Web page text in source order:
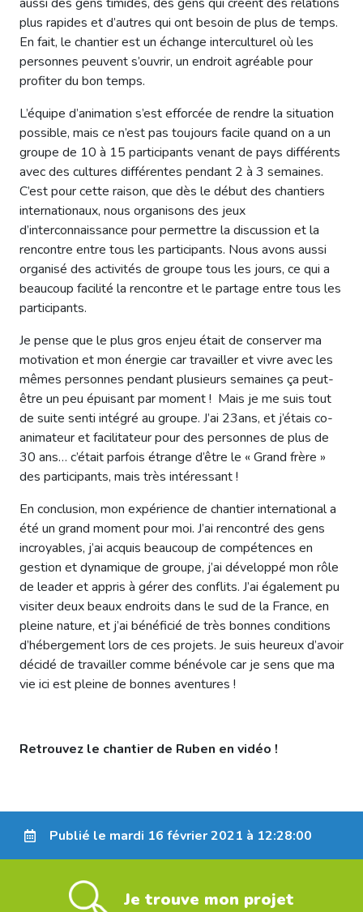
plus rapides et d’autres qui ont besoin de plus de temps.
En fait, le chantier est un échange interculturel où les
personnes peuvent s’ouvrir, un endroit agréable pour
profiter du bon temps.
L’équipe d’animation s’est efforcée de rendre la situation
possible, mais ce n’est pas toujours facile quand on a un
groupe de 10 à 15 participants venant de pays différents
avec des cultures différentes pendant 2 à 3 semaines.
C’est pour cette raison, que dès le début des chantiers
internationaux, nous organisons des jeux
d’interconnaissance pour permettre la discussion et la
rencontre entre tous les participants. Nous avons aussi
organisé des activités de groupe tous les jours, ce qui a
beaucoup facilité la rencontre et le partage entre tous les
participants.
Je pense que le plus gros enjeu était de conserver ma
motivation et mon énergie car travailler et vivre avec les
mêmes personnes pendant plusieurs semaines ça peut-
être un peu épuisant par moment ! Mais je me suis tout
de suite senti intégré au groupe. J’ai 23ans, et j’étais co-
animateur et facilitateur pour des personnes de plus de
30 ans… c’était parfois étrange d’être le « Grand frère »
des participants, mais très intéressant !
En conclusion, mon expérience de chantier international a
été un grand moment pour moi. J’ai rencontré des gens
incroyables, j’ai acquis beaucoup de compétences en
gestion et dynamique de groupe, j’ai développé mon rôle
de leader et appris à gérer des conflits. J’ai également pu
visiter deux beaux endroits dans le sud de la France, en
pleine nature, et j’ai bénéficié de très bonnes conditions
d’hébergement lors de ces projets. Je suis heureux d’avoir
décidé de travailler comme bénévole car je sens que ma
vie ici est pleine de bonnes aventures !
Retrouvez le chantier de Ruben en vidéo !
Publié le mardi 16 février 2021 à 12:28:00
Je trouve mon projet